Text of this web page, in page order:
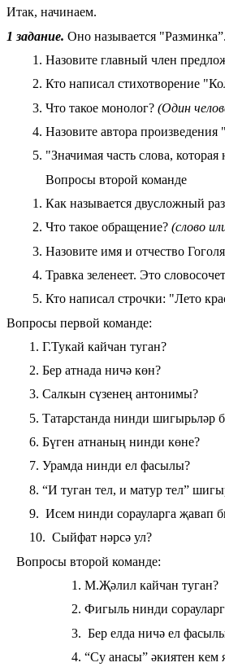
Итак, начинаем.
1 задание. Оно называется
Назовите главный член
Кто написал стихотворение
Что такое монолог? (Один
Назовите автора
"Значимая часть слова, которая
Вопросы второй команде
Как называется двусложный
Что такое обращение? (слово
Назовите имя и отчество
Травка зеленеет. Это
Кто написал строчки: "Лето
Вопросы первой команде:
1. Г.Тукай кайчан туган?
2. Бер атнада ничә көн?
3. Салкын сүзенең антонимы?
5. Татарстанда нинди шигырьләр
6. Бүген атнаның нинди көне?
7. Урамда нинди ел фасылы?
8. “И туган тел, и матур тел”
9. Исем нинди сорауларга җавап
10. Сыйфат нәрсә ул?
Вопросы второй команде:
М.Җәлил кайчан туган?
Фигыль нинди
Бер елда ничә ел
“Су анасы” әкиятен кем